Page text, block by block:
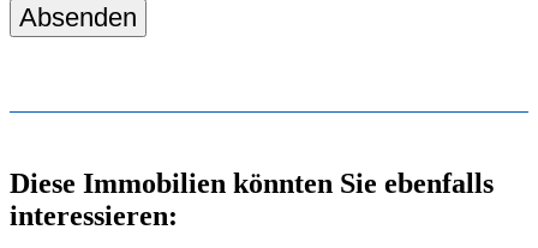
Absenden
Diese Immobilien könnten Sie ebenfalls
interessieren: